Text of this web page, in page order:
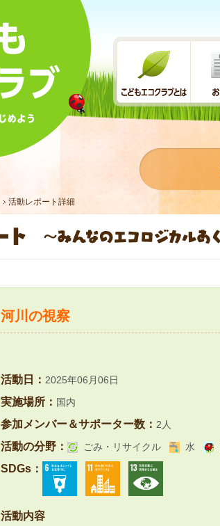
活動レポート詳細
河川の視察
活動日： 2025年06月06日
実施場所： 国内
参加メンバー＆サポーター数： 2人
活動の分野： ごみ・リサイクル 水
SDGs：
活動内容